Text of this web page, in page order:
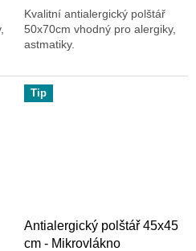
Kvalitní antialergický polštář
50x70cm vhodný pro alergiky,
astmatiky.
Tip
Antialergický polštář 45x45
cm - Mikrovlákno